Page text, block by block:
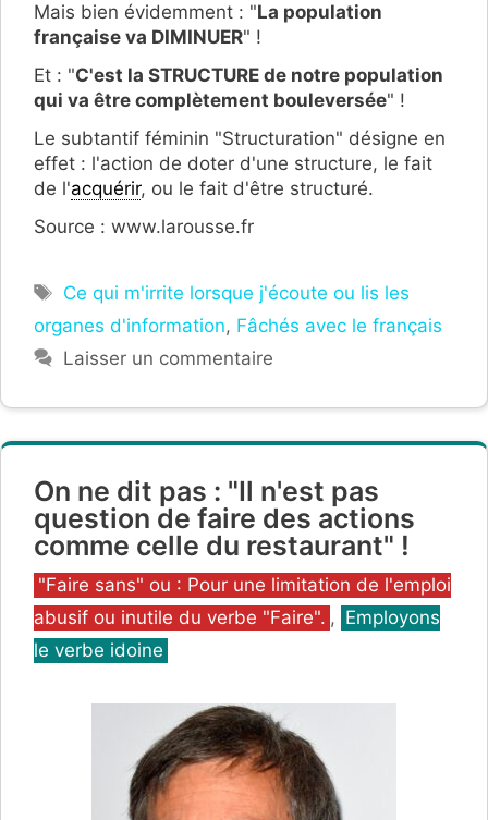
Mais bien évidemment : "La population
française va DIMINUER" !
Et : "C'est la STRUCTURE de notre population
qui va être complètement bouleversée" !
Le subtantif féminin "Structuration" désigne en
effet : l'action de doter d'une structure, le fait
de l'acquérir, ou le fait d'être structuré.
Source : www.larousse.fr
Étiquettes
Ce qui m'irrite lorsque j'écoute ou lis les
organes d'information, Fâchés avec le français
Laisser un commentaire
On ne dit pas : "Il n'est pas
question de faire des actions
comme celle du restaurant" !
Catégories
"Faire sans" ou : Pour une limitation de l'emploi
abusif ou inutile du verbe "Faire". , Employons
le verbe idoine